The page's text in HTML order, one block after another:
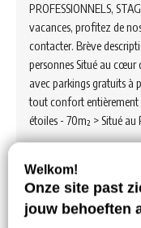
PROFESSIONNELS,
vacances, profitez de
contacter. Brève
personnes Situé au cœur
avec parkings gratuits à
tout confort entièrement
étoiles - 70m² > Situé au
Les Meublés